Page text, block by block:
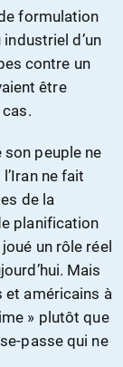
formulation
d’un
contre un
être
son peuple ne
ne fait
de la
planification
un rôle réel
Mais
et américains à
» plutôt que
passe qui ne